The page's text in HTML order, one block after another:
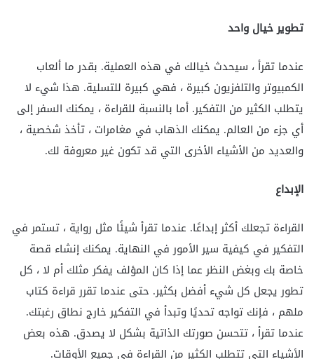
تطوير خيال واحد
عندما تقرأ ، سيحدث خيالك في هذه العملية. بقدر ما ألعاب
الكمبيوتر والتلفزيون كبيرة ، فهي كبيرة للتسلية. هذا شيء لا
يتطلب الكثير من التفكير. أما بالنسبة للقراءة ، يمكنك السفر إلى
أي جزء من العالم. يمكنك الذهاب في مغامرات ، تأخذ شخصية ،
والعديد من الأشياء الأخرى التي قد تكون غير معروفة لك.
الإبداع
القراءة تجعلك أكثر إبداعًا. عندما تقرأ شيئًا مثل رواية ، تستمر في
التفكير في كيفية سير الأمور في النهاية. يمكنك إنشاء قصة
خاصة بك وبغض النظر عما إذا كان المؤلف يفكر مثلك أم لا ، كل
تطور يجعل كل شيء أفضل بكثير. حتى عندما تقرر قراءة كتاب
ملهم ، فإنك تواجه تحديًا وتبدأ في التفكير خارج نطاق رغبتك.
عندما تقرأ ، تتحسن صورتك الذاتية بشكل لا يصدق. هذه بعض
الأشياء التي تتطلب الكثير من القراءة في جميع الأوقات.